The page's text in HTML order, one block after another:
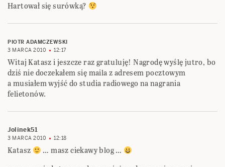
Hartował się surówką?
PIOTR ADAMCZEWSKI
3 MARCA 2010
12:17
Witaj Katasz i jeszcze raz gratuluję! Nagrodę wyślę jutro, bo
dziś nie doczekałem się maila z adresem pocztowym
a musiałem wyjść do studia radiowego na nagrania
felietonów.
Jolinek51
3 MARCA 2010 12:18
Katasz
… masz ciekawy blog …